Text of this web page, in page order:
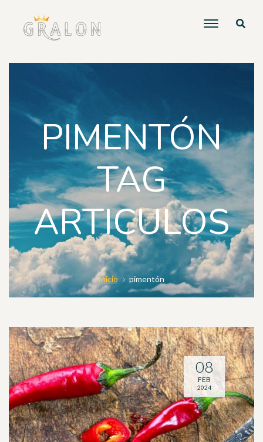
PIMENTÓN
TAG
ARTICULOS
Inicio pimentón
08
FEB
2024